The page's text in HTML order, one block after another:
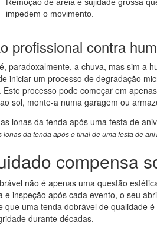
Remoção de areia e sujidade grossa
impedem o movimento.
profissional contra
paradoxalmente, a chuva, mas sim a
iniciar um processo de degradação
processo pode começar em
sol, monte-a numa garagem ou
da tenda após o final de uma festa de
compensa
não é apenas uma questão
inspeção após cada evento, o seu
uma tenda dobrável de qualidade
durante décadas.